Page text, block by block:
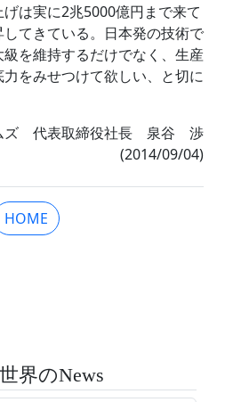
は実に2兆5000億円まで来て
てきている。日本発の技術で
を維持するだけでなく、生産
をみせつけて欲しい、と切に
ズ 代表取締役社長 泉谷 渉
(2014/09/04)
HOME
界のNews